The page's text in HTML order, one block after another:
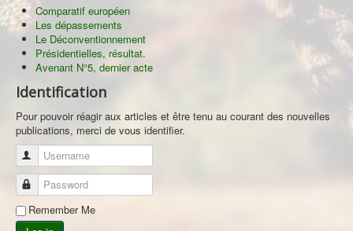
Comparatif européen
Les dépassements
Le Déconventionnement
Présidentielles, résultat.
Avenant N°5, dernier acte
Identification
Pour pouvoir réagir aux articles et être tenu au courant des nouvelles
publications, merci de vous identifier.
Username
Password
Remember Me